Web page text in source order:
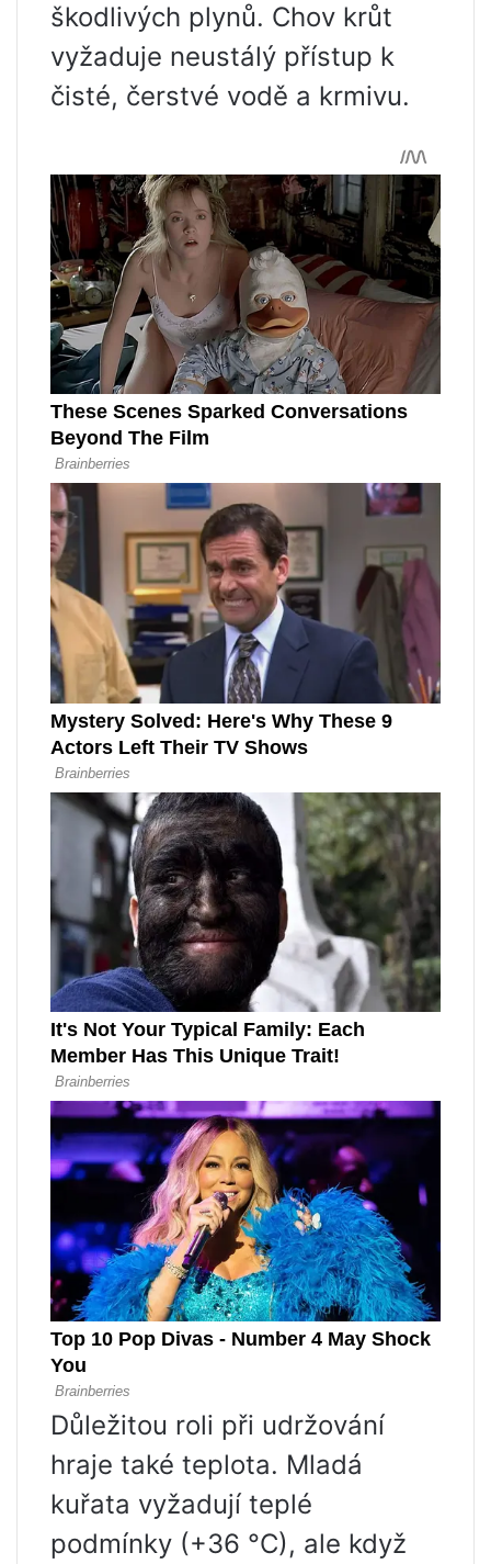
škodlivých plynů. Chov krůt
vyžaduje neustálý přístup k
čisté, čerstvé vodě a krmivu.
Důležitou roli při udržování
hraje také teplota. Mladá
kuřata vyžadují teplé
podmínky (+36 °C), ale když